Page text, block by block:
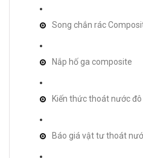
Song chắn rác
Nắp hố ga composite
Kiến thức thoát nước
Báo giá vật tư thoát